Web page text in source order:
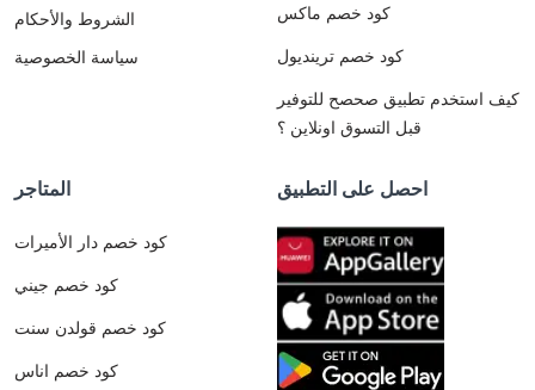
الشروط والأحكام
سياسة الخصوصية
كود خصم ماكس
كود خصم ترينديول
كيف استخدم تطبيق صحصح للتوفير
قبل التسوق اونلاين ؟
المتاجر
كود خصم دار الأميرات
كود خصم جيني
كود خصم قولدن سنت
كود خصم اناس
احصل على التطبيق